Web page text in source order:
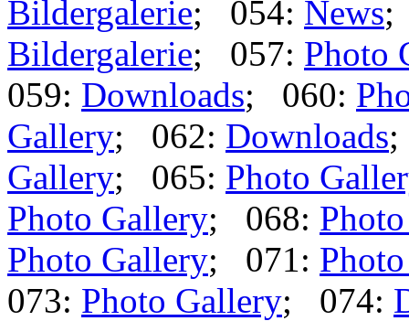
Bildergalerie; 054: News;
Bildergalerie; 057: Photo
059: Downloads; 060:
Gallery; 062: Downloads
Gallery; 065: Photo
Photo Gallery; 068:
Photo Gallery; 071:
073: Photo Gallery; 074: